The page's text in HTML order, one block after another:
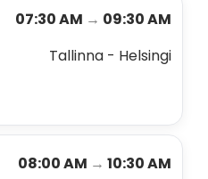
07:30 AM → 09:30 AM
Tallinna - Helsingi
08:00 AM → 10:30 AM